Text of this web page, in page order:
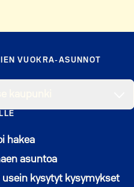
VUOKRA-ASUNNOT
hakea
asuntoa
usein kysytyt kysymykset